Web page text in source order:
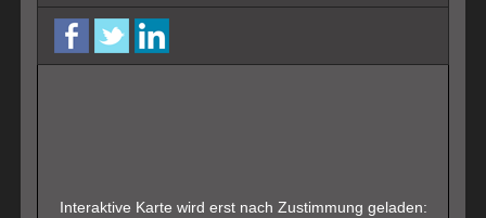
facebook
twitter
Interaktive Karte wird erst nach Zustimmung geladen: